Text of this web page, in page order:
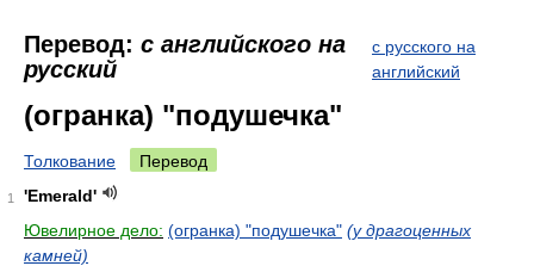
Перевод: с английского на
русский
с русского на
английский
(огранка) "подушечка"
Толкование Перевод
1
'Emerald'
Ювелирное дело: (огранка) "подушечка" (у драгоценных
камней)